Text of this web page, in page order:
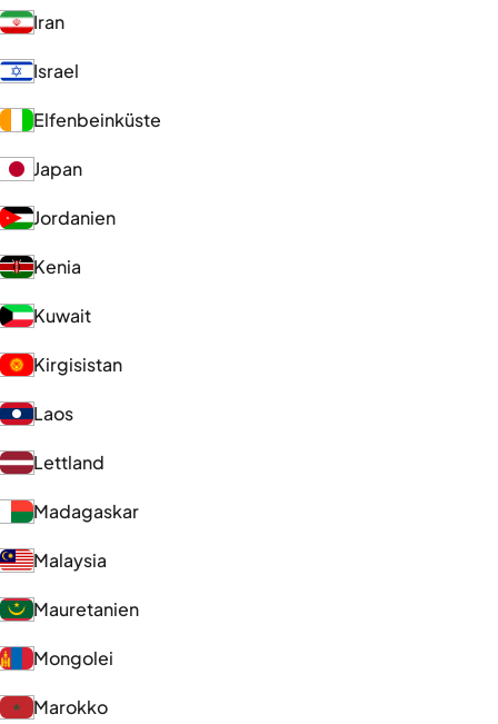
Iran
Israel
Elfenbeinküste
Japan
Jordanien
Kenia
Kuwait
Kirgisistan
Laos
Lettland
Madagaskar
Malaysia
Mauretanien
Mongolei
Marokko